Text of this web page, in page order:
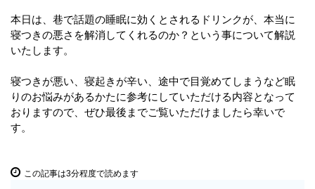
本日は、巷で話題の睡眠に効くとされるドリンクが、本当に
寝つきの悪さを解消してくれるのか？という事について解説
いたします。
寝つきが悪い、寝起きが辛い、途中で目覚めてしまうなど眠
りのお悩みがあるかたに参考にしていただける内容となって
おりますので、ぜひ最後までご覧いただけましたら幸いで
す。
この記事は3分程度で読めます